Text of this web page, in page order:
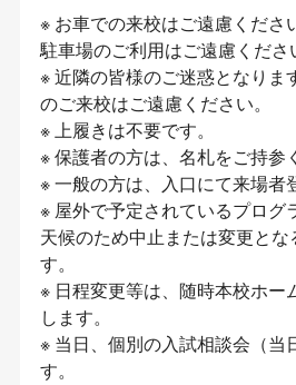
※ お車での来校はご遠慮くださ
駐車場のご利用はご遠慮くださ
※ 近隣の皆様のご迷惑となりま
のご来校はご遠慮ください。
※ 上履きは不要です。
※ 保護者の方は、名札をご持参
※ 一般の方は、入口にて来場者
※ 屋外で予定されているプログ
天候のため中止または変更とな
す。
※ 日程変更等は、随時本校ホー
します。
※ 当日、個別の入試相談会（当
す。